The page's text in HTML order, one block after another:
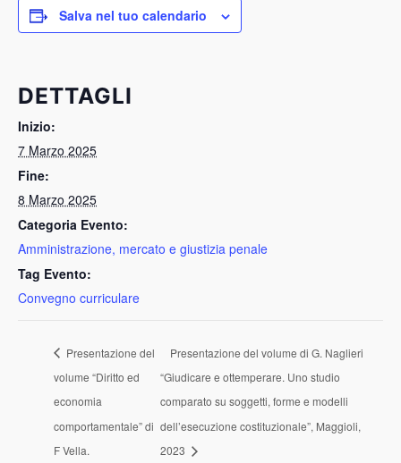
Salva nel tuo calendario
DETTAGLI
Inizio:
7 Marzo 2025
Fine:
8 Marzo 2025
Categoria Evento:
Amministrazione, mercato e giustizia penale
Tag Evento:
Convegno curriculare
Presentazione del
volume “Diritto ed
economia
comportamentale” di
F Vella.
Presentazione del volume di G. Naglieri
“Giudicare e ottemperare. Uno studio
comparato su soggetti, forme e modelli
dell’esecuzione costituzionale”, Maggioli,
2023